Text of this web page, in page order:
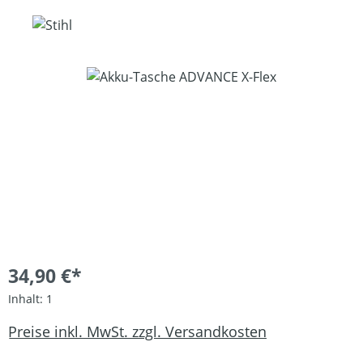
Bildergalerie überspringen
34,90 €*
Inhalt: 1
Preise inkl. MwSt. zzgl. Versandkosten